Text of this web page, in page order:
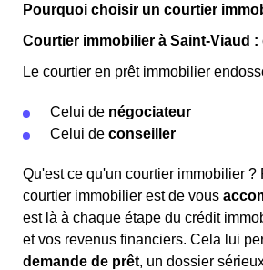
Pourquoi choisir un courtier
Courtier immobilier à Saint-Viaud
Le courtier en prêt immobilier
Celui de négociateur
Celui de conseiller
Qu'est ce qu'un courtier immobilier
courtier immobilier est de vous
est là à chaque étape du crédit
et vos revenus financiers. Cela lui
demande de prêt, un dossier